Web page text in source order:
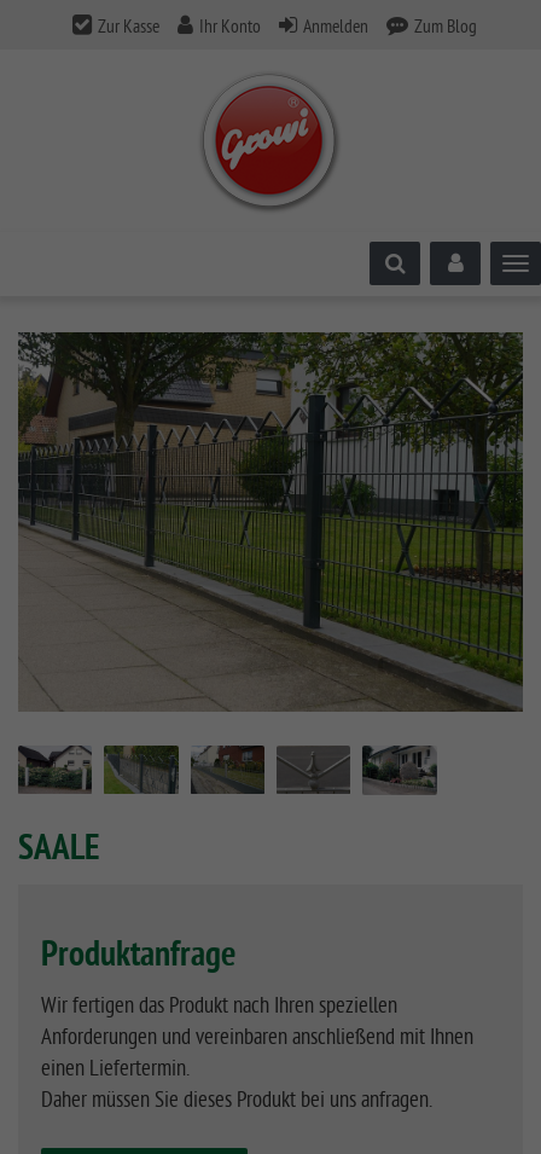
Zur Kasse Ihr Konto Anmelden Zum Blog
SAALE
Produktanfrage
Wir fertigen das Produkt nach Ihren speziellen
Anforderungen und vereinbaren anschließend mit Ihnen
einen Liefertermin.
Daher müssen Sie dieses Produkt bei uns anfragen.